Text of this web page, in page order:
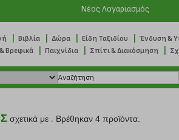
Νέος Λογαριασμός
Βιβλία Δώρα Είδη Ταξιδίου Ένδυση &
Βρεφικά Παιχνίδια Σπίτι & Διακόσμηση
σχετικά με . Βρέθηκαν 4 προϊόντα.